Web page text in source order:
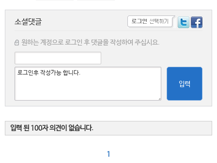
소셜댓글
원하는 계정으로 로그인 후 댓글을 작성하여 주십시요.
입력
입력 된 100자 의견이 없습니다.
1